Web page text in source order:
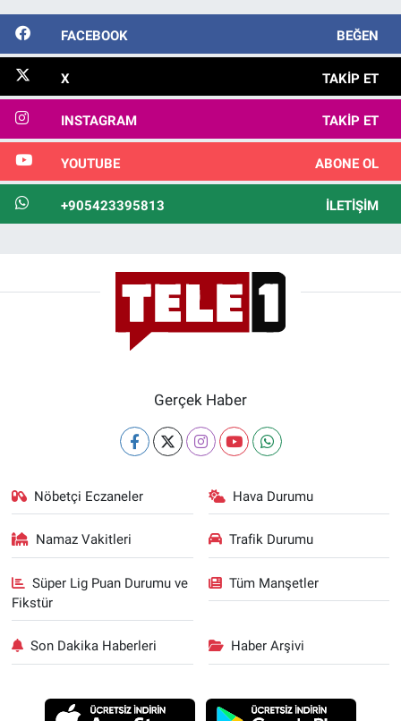
FACEBOOK BEĞEN
X TAKIP ET
INSTAGRAM TAKIP ET
YOUTUBE ABONE OL
+905423395813 İLETIŞIM
Gerçek Haber
Nöbetçi Eczaneler Hava Durumu
Namaz Vakitleri Trafik Durumu
Süper Lig Puan Durumu ve
Fikstür
Tüm Manşetler
Son Dakika Haberleri Haber Arşivi